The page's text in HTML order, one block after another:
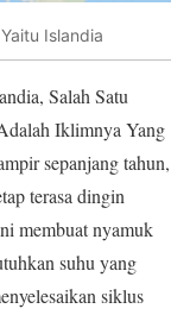
Islandia
Salah Satu
Iklimnya Yang
sepanjang tahun,
terasa dingin
membuat nyamuk
suhu yang
siklus